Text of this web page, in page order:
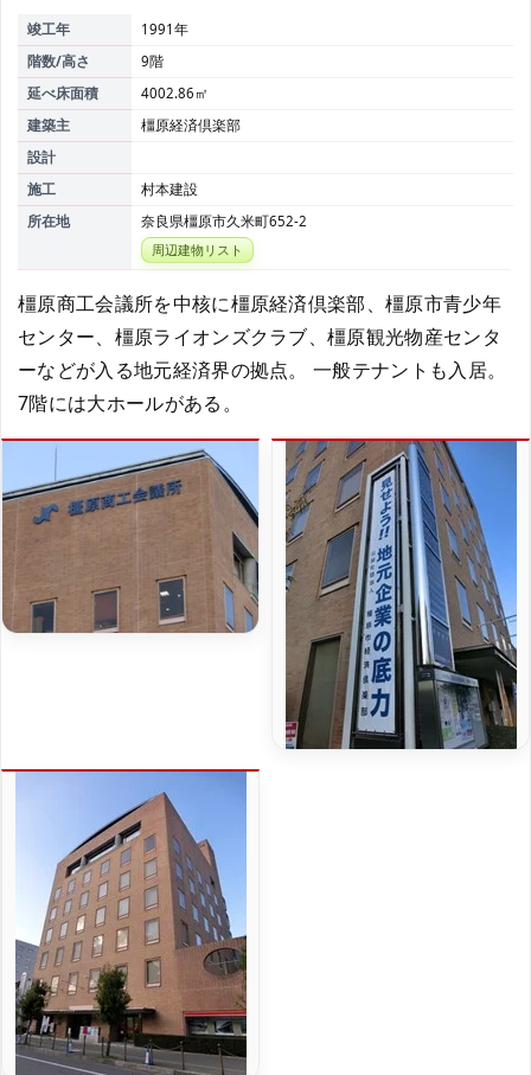
竣工年
1991年
階数/高さ
9階
延べ床面積
4002.86㎡
建築主
橿原経済倶楽部
設計
施工
村本建設
所在地
奈良県橿原市久米町652-2
周辺建物リスト
橿原商工会議所を中核に橿原経済倶楽部、橿原市青少年
センター、橿原ライオンズクラブ、橿原観光物産センタ
ーなどが入る地元経済界の拠点。 一般テナントも入居。
7階には大ホールがある。